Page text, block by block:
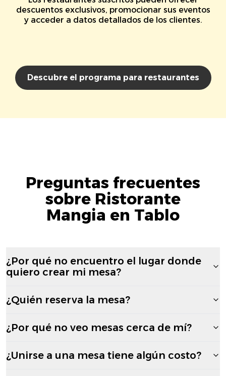
descuentos exclusivos, promocionar sus eventos
y acceder a datos detallados de los clientes.
Descubre el programa para restaurantes
Preguntas frecuentes
sobre Ristorante
Mangia en Tablo
¿Por qué no encuentro el lugar donde
quiero crear mi mesa?
¿Quién reserva la mesa?
¿Por qué no veo mesas cerca de mí?
¿Unirse a una mesa tiene algún costo?